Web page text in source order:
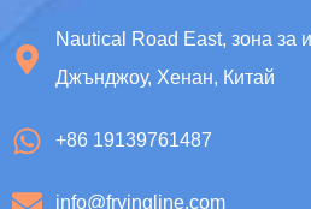
Nautical Road East, зона за
Джънджоу, Хенан, Китай
+86 19139761487
info@fryingline.com